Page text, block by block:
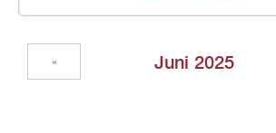
Juni 2025
«